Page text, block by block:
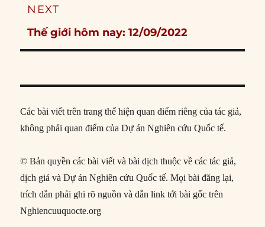
NEXT
Next
post:
Thế giới hôm nay: 12/09/2022
Các bài viết trên trang thể hiện quan điểm riêng của tác giả,
không phải quan điểm của Dự án Nghiên cứu Quốc tế.
© Bản quyền các bài viết và bài dịch thuộc về các tác giả,
dịch giả và Dự án Nghiên cứu Quốc tế. Mọi bài đăng lại,
trích dẫn phải ghi rõ nguồn và dẫn link tới bài gốc trên
Nghiencuuquocte.org